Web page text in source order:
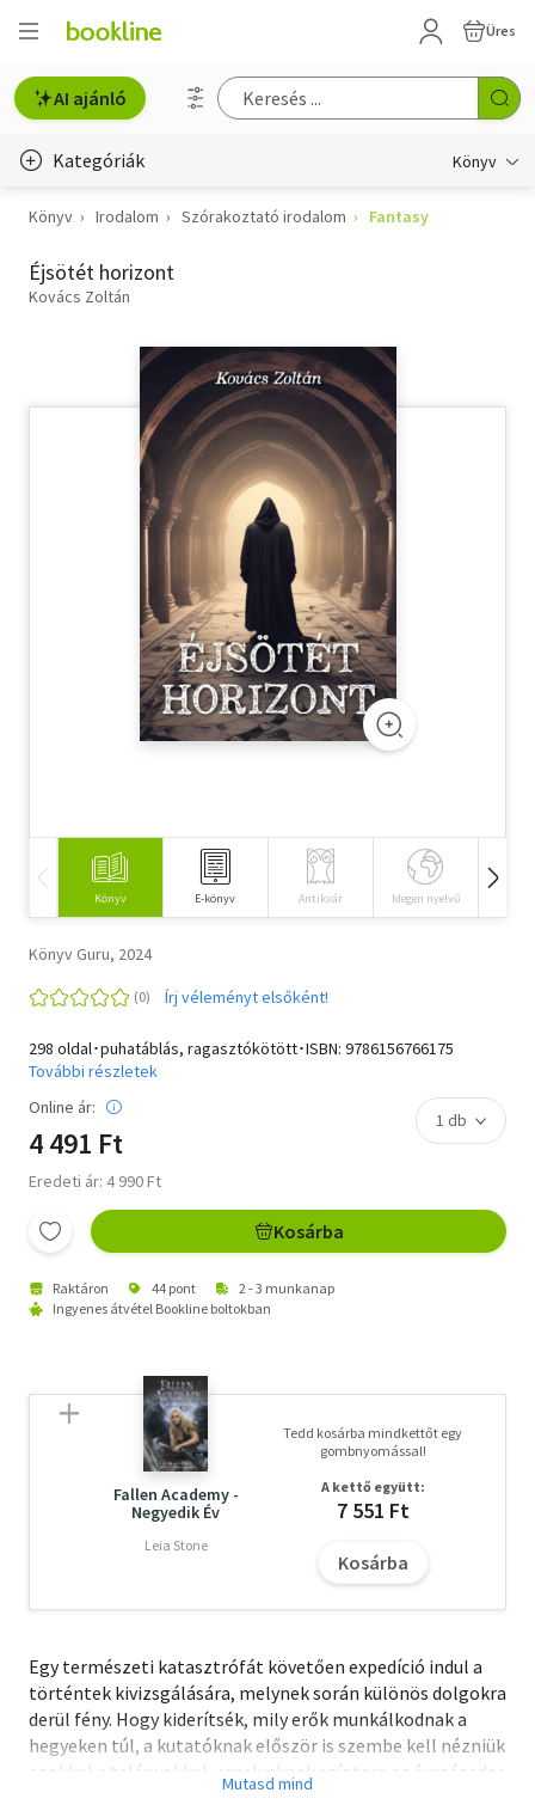
Üres
AI ajánló
Kategóriák Könyv
Életmód, egészség
Erotika
Hobbi, szabadidő
Tankönyv, segédkönyv
Társadalomtudomány
Természettudomány
Vallás
Könyv Irodalom Szórakoztató irodalom Fantasy
Éjsötét horizont
Kovács Zoltán
Könyv E-könyv Antikvár Idegen nyelvű
Könyv Guru, 2024
Írj véleményt elsőként!
298 oldal･puhatáblás, ragasztókötött･ISBN: 9786156766175
További részletek
Online ár:
4 491 Ft
Eredeti ár: 4 990 Ft
Kosárba
Raktáron 44 pont
2 - 3 munkanap
Ingyenes átvétel Bookline boltokban
Fallen Academy -
Negyedik Év
Leia Stone
Tedd kosárba mindkettőt egy
gombnyomással!
A kettő együtt:
7 551 Ft
Kosárba
Egy természeti katasztrófát követően expedíció indul a
történtek kivizsgálására, melynek során különös dolgokra
derül fény. Hogy kiderítsék, mily erők munkálkodnak a
hegyeken túl, a kutatóknak először is szembe kell nézniük
azokkal a talányokkal, amelyeknek színtere az évszázados
homok által befedett templom, melynek egyetlen lakója